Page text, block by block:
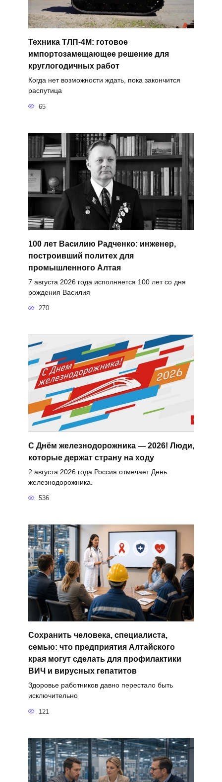
Техника ТЛП-4М: готовое
импортозамещающее решение для
круглогодичных работ
Когда нет возможности ждать, пока закончится
распутица
65
100 лет Василию Радченко: инженер,
построивший политех для
промышленного Алтая
7 августа 2026 года исполняется 100 лет со дня
рождения Василия
270
С Днём железнодорожника — 2026! Люди,
которые держат страну на ходу
2 августа 2026 года Россия отмечает День
железнодорожника.
536
Сохранить человека, специалиста,
семью: что предприятия Алтайского
края могут сделать для профилактики
ВИЧ и вирусных гепатитов
Здоровье работников давно перестало быть
исключительно
121